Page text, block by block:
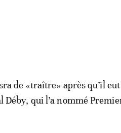
de «traître» après qu’il
Déby, qui l’a nommé